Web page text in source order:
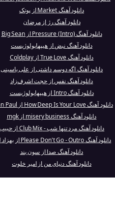
دانلود آهنگ Market از پوتک
دانلود آهنگ رژ از مرضان
دانلود آهنگ Pressure (Intro) از Big Sean
دانلود آهنگ نبض از هیپهاپولوژیست
دانلود آهنگ True Love از Coldplay
دانلود آهنگ اگه دوسم داشتی از علی یاسینی
دانلود آهنگ نفس از حجت اشرف‌زاد
دانلود آهنگ Intro از هیپهاپولوژیست
دانلود آهنگ How Deep Is Your Love از Sean Paul
دانلود آهنگ misery business از mgk
دانلود آهنگ مرد تنها شب - Club Mix از حبیب
دانلود آهنگ Please Don't Go - Outro از بهزاد لیتو
دانلود آهنگ صدا از سون بند
دانلود آهنگ دنیای من از امیر خلوت